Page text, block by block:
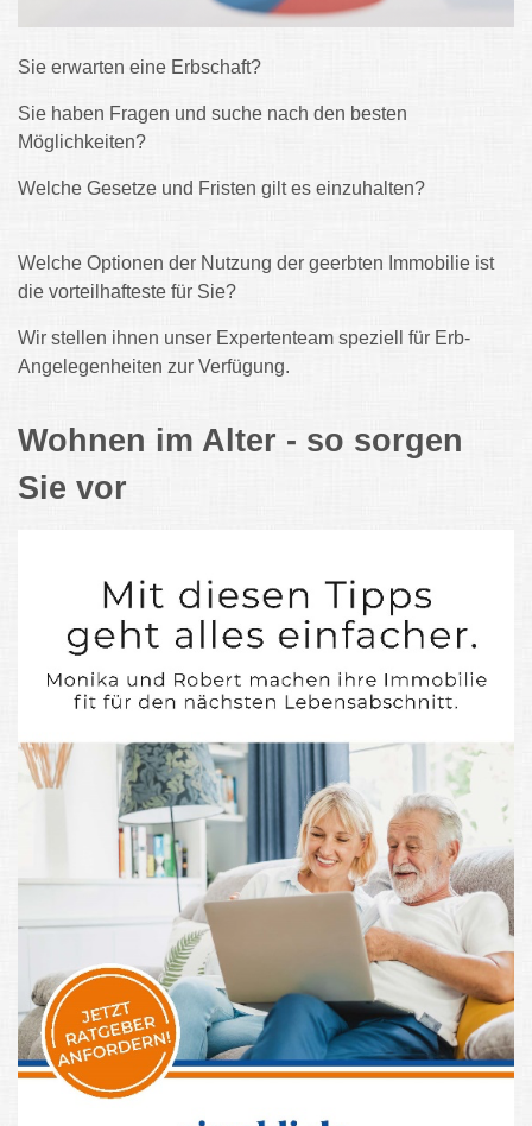
Sie erwarten eine Erbschaft?
Sie haben Fragen und suche nach den besten
Möglichkeiten?
Welche Gesetze und Fristen gilt es einzuhalten?
Welche Optionen der Nutzung der geerbten Immobilie ist
die vorteilhafteste für Sie?
Wir stellen ihnen unser Expertenteam speziell für Erb-
Angelegenheiten zur Verfügung.
Wohnen im Alter - so sorgen
Sie vor